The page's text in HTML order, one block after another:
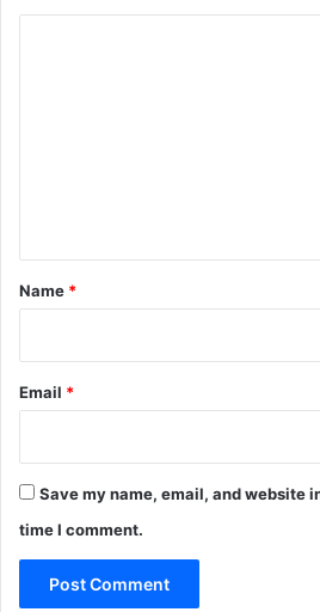
*
Name *
Email *
Save my name, email, and website
time I comment.